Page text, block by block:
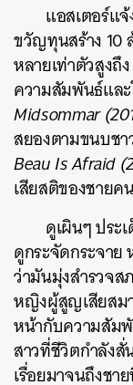
แอสเตอร์แ
ขวัญทุนสร้าง 10
หลายเท่าตัวสูงถึ
ความสัมพันธ์แล
Midsommar
สยองตามขนบช
Beau Is Afraid
เสียสติของชาย
ดูเผินๆ ประ
ดูกระจัดกระจา
ว่ามันมุ่งสำรวจส
หญิงผู้สูญเสียสม
หน้ากับความสัมพั
สาวที่ชีวิตกำลังสั่
เรื่อยมาจนถึงช